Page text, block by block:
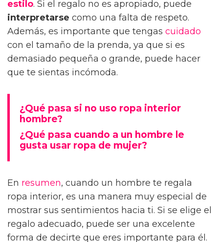
estilo. Si el regalo no es apropiado, puede
interpretarse como una falta de respeto.
Además, es importante que tengas cuidado
con el tamaño de la prenda, ya que si es
demasiado pequeña o grande, puede hacer
que te sientas incómoda.
¿Qué pasa si no uso ropa interior
hombre?
¿Qué pasa cuando a un hombre le
gusta usar ropa de mujer?
En resumen, cuando un hombre te regala
ropa interior, es una manera muy especial de
mostrar sus sentimientos hacia ti. Si se elige el
regalo adecuado, puede ser una excelente
forma de decirte que eres importante para él.